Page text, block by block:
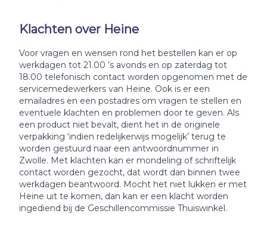
Klachten over Heine
Voor vragen en wensen rond het bestellen kan er op
werkdagen tot 21.00 ’s avonds en op zaterdag tot
18.00 telefonisch contact worden opgenomen met de
servicemedewerkers van Heine. Ook is er een
emailadres en een postadres om vragen te stellen en
eventuele klachten en problemen door te geven. Als
een product niet bevalt, dient het in de originele
verpakking ‘indien redelijkerwijs mogelijk’ terug te
worden gestuurd naar een antwoordnummer in
Zwolle. Met klachten kan er mondeling of schriftelijk
contact worden gezocht, dat wordt dan binnen twee
werkdagen beantwoord. Mocht het niet lukken er met
Heine uit te komen, dan kan er een klacht worden
ingediend bij de Geschillencommissie Thuiswinkel.